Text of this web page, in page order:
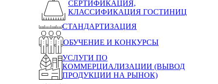
СЕРТИФИКАЦИЯ,
КЛАССИФИКАЦИЯ ГОСТИНИЦ
СТАНДАРТИЗАЦИЯ
ОБУЧЕНИЕ И КОНКУРСЫ
УСЛУГИ ПО
КОММЕРЦИАЛИЗАЦИИ (ВЫВОД
ПРОДУКЦИИ НА РЫНОК)